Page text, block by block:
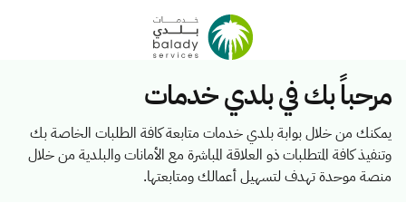
مرحباً بك في بلدي خدمات
يمكنك من خلال بوابة بلدي خدمات متابعة كافة الطلبات الخاصة بك
وتنفيذ كافة المتطلبات ذو العلاقة المباشرة مع الأمانات والبلدية من خلال
منصة موحدة تهدف لتسهيل أعمالك ومتابعتها.